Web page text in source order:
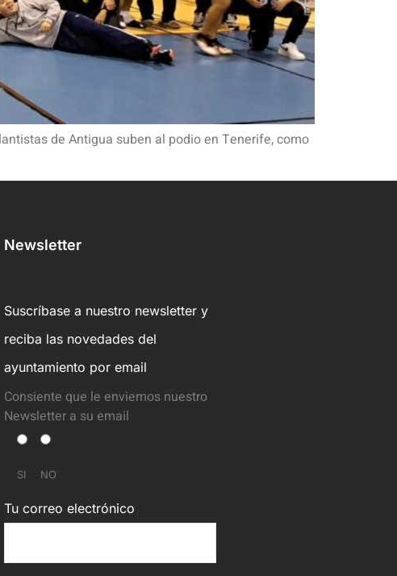
de Antigua suben al podio en Tenerife, como
Newsletter
Suscríbase a nuestro newsletter y
reciba las novedades del
ayuntamiento por email
Consiente que le enviemos nuestro
Newsletter a su email
SI NO
Tu correo electrónico